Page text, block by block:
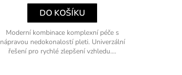
DO KOŠÍKU
Moderní kombinace komplexní péče s
nápravou nedokonalostí pleti. Univerzální
řešení pro rychlé zlepšení vzhledu....